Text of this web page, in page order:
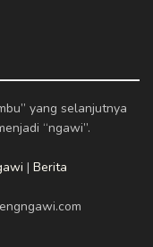
yang selanjutnya
“ngawi”.
| Berita